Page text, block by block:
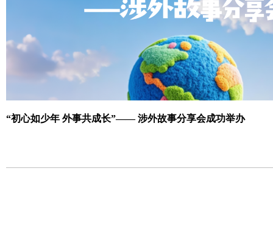
“初心如少年 外事共成长”—— 涉外故事分享会成功举办